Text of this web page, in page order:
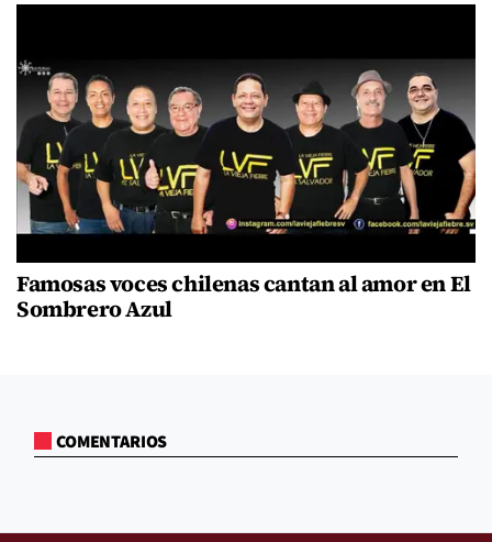
Famosas voces chilenas cantan al amor en El
Sombrero Azul
COMENTARIOS